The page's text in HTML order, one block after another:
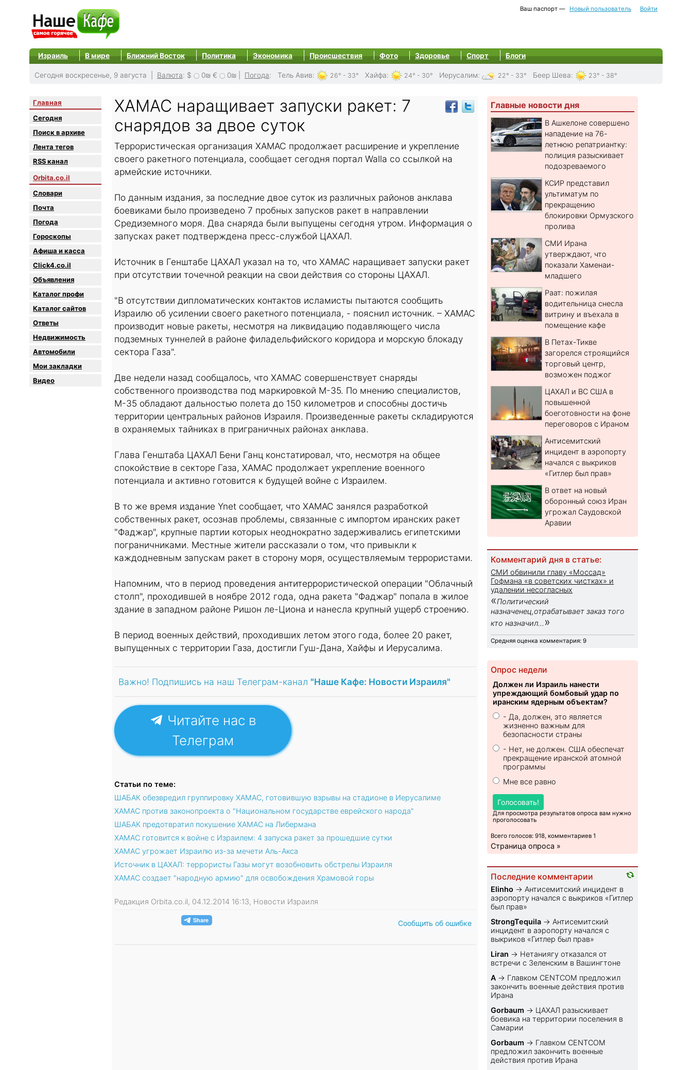
Ваш паспорт — Новый пользователь Войти
Израиль В мире Ближний Восток Политика Экономика Происшествия Фото Здоровье Спорт Блоги
Сегодня воскресенье, 9 августа | Валюта: $ 0₪ € 0₪ Погода: Тель Авив: 26° - 33° Хайфа: 24° - 30° Иерусалим: 22° - 33° Беер Шева: 23° - 38°
Главная
Сегодня
Поиск в архиве
Лента тегов
RSS канал
Orbita.co.il
Словари
Почта
Погода
Гороскопы
Афиша и касса
Click4.co.il
Объявления
Каталог профи
Каталог сайтов
Oтветы
Недвижимость
Автомобили
Мои закладки
Видео
ХАМАС наращивает запуски ракет: 7
снарядов за двое суток
Террористическая организация ХАМАС продолжает расширение и укрепление
своего ракетного потенциала, сообщает сегодня портал Walla со ссылкой на
армейские источники.
По данным издания, за последние двое суток из различных районов анклава
боевиками было произведено 7 пробных запусков ракет в направлении
Средиземного моря. Два снаряда были выпущены сегодня утром. Информация о
запусках ракет подтверждена пресс-службой ЦАХАЛ.
Источник в Генштабе ЦАХАЛ указал на то, что ХАМАС наращивает запуски ракет
при отсутствии точечной реакции на свои действия со стороны ЦАХАЛ.
"В отсутствии дипломатических контактов исламисты пытаются сообщить
Израилю об усилении своего ракетного потенциала, - пояснил источник. – ХАМАС
производит новые ракеты, несмотря на ликвидацию подавляющего числа
подземных туннелей в районе филадельфийского коридора и морскую блокаду
сектора Газа".
Две недели назад сообщалось, что ХАМАС совершенствует снаряды
собственного производства под маркировкой М-35. По мнению специалистов,
М-35 обладают дальностью полета до 150 километров и способны достичь
территории центральных районов Израиля. Произведенные ракеты складируются
в охраняемых тайниках в приграничных районах анклава.
Глава Генштаба ЦАХАЛ Бени Ганц констатировал, что, несмотря на общее
спокойствие в секторе Газа, ХАМАС продолжает укрепление военного
потенциала и активно готовится к будущей войне с Израилем.
В то же время издание Ynet сообщает, что ХАМАС занялся разработкой
собственных ракет, осознав проблемы, связанные с импортом иранских ракет
"Фаджар", крупные партии которых неоднократно задерживались египетскими
пограничниками. Местные жители рассказали о том, что привыкли к
каждодневным запускам ракет в сторону моря, осуществляемым террористами.
Напомним, что в период проведения антитеррористической операции "Облачный
столп", проходившей в ноябре 2012 года, одна ракета "Фаджар" попала в жилое
здание в западном районе Ришон ле-Циона и нанесла крупный ущерб строению.
В период военных действий, проходивших летом этого года, более 20 ракет,
выпущенных с территории Газа, достигли Гуш-Дана, Хайфы и Иерусалима.
Важно! Подпишись на наш Телеграм-канал "Наше Кафе: Новости Израиля"
Читайте нас в
Телеграм
Статьи по теме:
ШАБАК обезвредил группировку ХАМАС, готовившую взрывы на стадионе в Иерусалиме
ХАМАС против законопроекта о "Национальном государстве еврейского народа"
ШАБАК предотвратил покушение ХАМАС на Либермана
ХАМАС готовится к войне с Израилем: 4 запуска ракет за прошедшие сутки
ХАМАС угрожает Израилю из-за мечети Аль-Акса
Источник в ЦАХАЛ: террористы Газы могут возобновить обстрелы Израиля
ХАМАС создает "народную армию" для освобождения Храмовой горы
Редакция Orbita.co.il, 04.12.2014 16:13, Новости Израиля
Сообщить об ошибке
Главные новости дня
В Ашкелоне совершено
нападение на 76-
летнюю репатриантку:
полиция разыскивает
подозреваемого
КСИР представил
ультиматум по
прекращению
блокировки Ормузского
пролива
СМИ Ирана
утверждают, что
показали Хаменаи-
младшего
Раат: пожилая
водительница снесла
витрину и въехала в
помещение кафе
В Петах-Тикве
загорелся строящийся
торговый центр,
возможен поджог
ЦАХАЛ и ВС США в
повышенной
боеготовности на фоне
переговоров с Ираном
Антисемитский
инцидент в аэропорту
начался с выкриков
«Гитлер был прав»
В ответ на новый
оборонный союз Иран
угрожал Саудовской
Аравии
Комментарий дня в статье:
СМИ обвинили главу «Моссад»
Гофмана «в советских чистках» и
удалении несогласных
«Политический
назначенец,отрабатывает заказ того
кто назначил... »
Средняя оценка комментария: 9
Опрос недели
Должен ли Израиль нанести
упреждающий бомбовый удар по
иранским ядерным объектам?
- Да, должен, это является
жизненно важным для
безопасности страны
- Нет, не должен. США обеспечат
прекращение иранской атомной
программы
Мне все равно
Голосовать!
Для просмотра результатов опроса вам нужно
проголосовать
Всего голосов: 918, комментариев 1
Страница опроса »
Последние комментарии
Elinho → Антисемитский инцидент в
аэропорту начался с выкриков «Гитлер
был прав»
StrongTequila → Антисемитский
инцидент в аэропорту начался с
выкриков «Гитлер был прав»
Liran → Нетаниягу отказался от
встречи с Зеленским в Вашингтоне
A → Главком CENTCOM предложил
закончить военные действия против
Ирана
Gorbaum → ЦАХАЛ разыскивает
боевика на территории поселения в
Самарии
Gorbaum → Главком CENTCOM
предложил закончить военные
действия против Ирана